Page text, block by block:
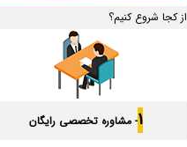
از کجا شروع کنیم؟
1- مشاوره تخصصی رایگان